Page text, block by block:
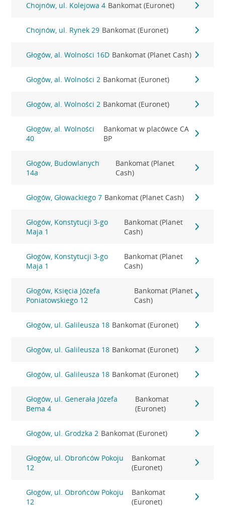
Chojnów, ul. Kolejowa 4 Bankomat (Euronet)
Chojnów, ul. Rynek 29 Bankomat (Euronet)
Głogów, al. Wolności 16D Bankomat (Planet Cash)
Głogów, al. Wolności 2 Bankomat (Euronet)
Głogów, al. Wolności 2 Bankomat (Euronet)
Głogów, al. Wolności
40
Bankomat w placówce CA
BP
Głogów, Budowlanych
14a
Bankomat (Planet
Cash)
Głogów, Głowackiego 7 Bankomat (Planet Cash)
Głogów, Konstytucji 3-go
Maja 1
Bankomat (Planet
Cash)
Głogów, Konstytucji 3-go
Maja 1
Bankomat (Planet
Cash)
Głogów, Księcia Józefa
Poniatowskiego 12
Bankomat (Planet
Cash)
Głogów, ul. Galileusza 18 Bankomat (Euronet)
Głogów, ul. Galileusza 18 Bankomat (Euronet)
Głogów, ul. Galileusza 18 Bankomat (Euronet)
Głogów, ul. Generała Józefa
Bema 4
Bankomat
(Euronet)
Głogów, ul. Grodzka 2 Bankomat (Euronet)
Głogów, ul. Obrońców Pokoju
12
Bankomat
(Euronet)
Głogów, ul. Obrońców Pokoju
12
Bankomat
(Euronet)